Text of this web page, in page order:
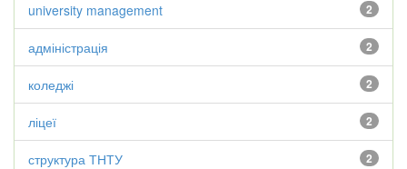
2
university management
2
адміністрація
2
коледжі
2
ліцеї
2
структура ТНТУ